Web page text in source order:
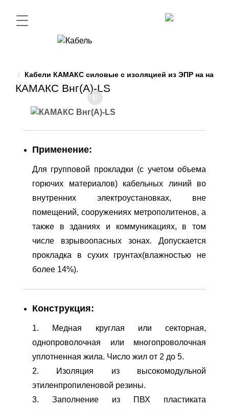
Кабели КАМАКС силовые с изоляцией из ЭПР на
КАМАКС Внг(А)-LS
Применение:
Для групповой прокладки (с учетом объема
горючих материалов) кабельных линий во
внутренних электроустановках, вне
помещений, сооружениях метрополитенов, а
также в зданиях и коммуникациях, в том
числе взрывоопасных зонах. Допускается
прокладка в сухих грунтах(влажностью не
более 14%).
Конструкция:
1. Медная круглая или секторная,
однопроволочная или многопроволочная
уплотненная жила. Число жил от 2 до 5.
2. Изоляция из высокомодульной
этиленпропиленовой резины.
3. Заполнение из ПВХ пластиката